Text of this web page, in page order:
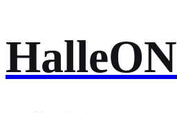
Inhalt
springen
HalleON